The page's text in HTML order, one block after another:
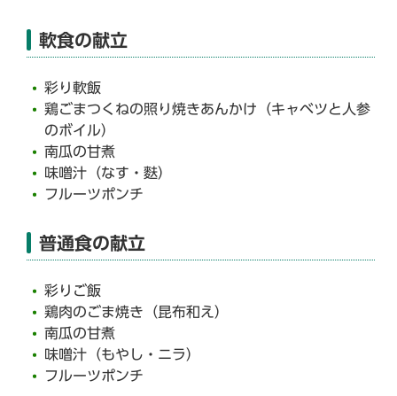
軟食の献立
彩り軟飯
鶏ごまつくねの照り焼きあんかけ（キャベツと人参
のボイル）
南瓜の甘煮
味噌汁（なす・麩）
フルーツポンチ
普通食の献立
彩りご飯
鶏肉のごま焼き（昆布和え）
南瓜の甘煮
味噌汁（もやし・ニラ）
フルーツポンチ